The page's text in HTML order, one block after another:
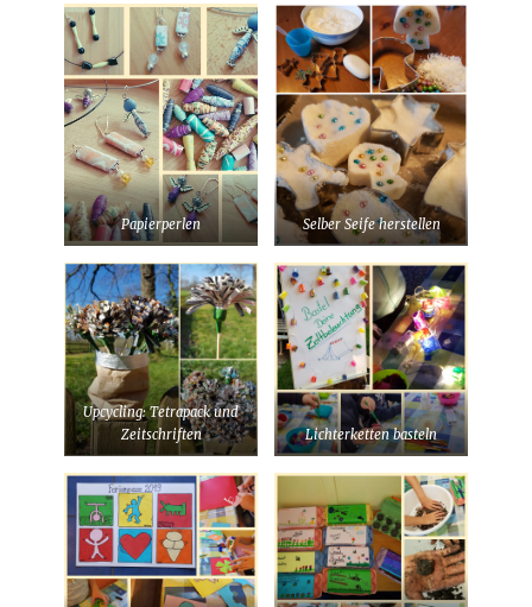
Papierperlen Selber Seife herstellen
Upcycling: Tetrapack und
Zeitschriften
Lichterketten basteln